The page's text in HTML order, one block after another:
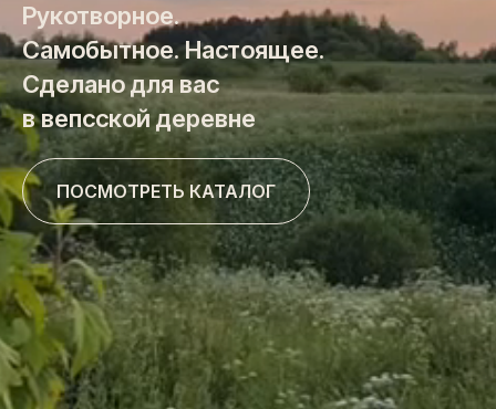
Рукотворное.
Самобытное. Настоящее.
Сделано для вас
в вепсской деревне
ПОСМОТРЕТЬ КАТАЛОГ